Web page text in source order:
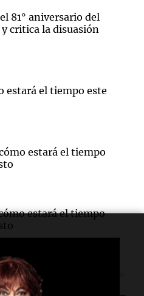
81° aniversario del
critica la disuasión
estará el tiempo este
estará el tiempo
estará el tiempo
estará el tiempo este